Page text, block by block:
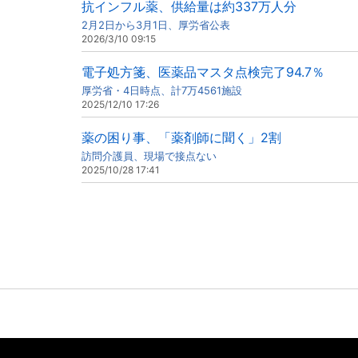
抗インフル薬、供給量は約337万人分
2月2日から3月1日、厚労省公表
2026/3/10 09:15
電子処方箋、医薬品マスタ点検完了94.7％
厚労省・4日時点、計7万4561施設
2025/12/10 17:26
薬の困り事、「薬剤師に聞く」2割
訪問介護員、現場で接点ない
2025/10/28 17:41